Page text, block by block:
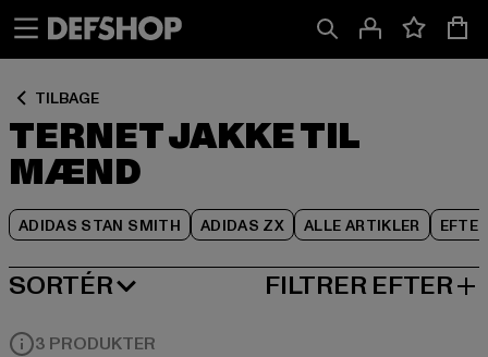
TILBAGE
TERNET JAKKE TIL
MÆND
ADIDAS STAN SMITH ADIDAS ZX ALLE ARTIKLER
SORTÉR
MEST POPULÆRE FILTRER EFTER
3 PRODUKTER